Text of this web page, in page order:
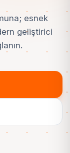
esnek
geliştirici